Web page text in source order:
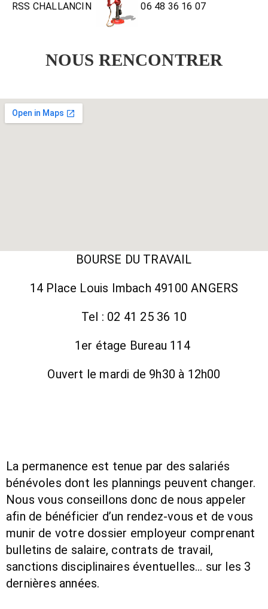
RSS CHALLANCIN 06 48 36 16 07
NOUS RENCONTRER
BOURSE DU TRAVAIL
14 Place Louis Imbach 49100 ANGERS
Tel : 02 41 25 36 10
1er étage Bureau 114
Ouvert le mardi de 9h30 à 12h00
La permanence est tenue par des salariés
bénévoles dont les plannings peuvent changer.
Nous vous conseillons donc de nous appeler
afin de bénéficier d’un rendez-vous et de vous
munir de votre dossier employeur comprenant
bulletins de salaire, contrats de travail,
sanctions disciplinaires éventuelles… sur les 3
dernières années.